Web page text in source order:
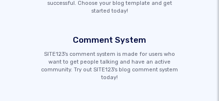
successful. Choose your blog template and get
started today!
Comment System
SITE123's comment system is made for users who
want to get people talking and have an active
community. Try out SITE123's blog comment system
today!